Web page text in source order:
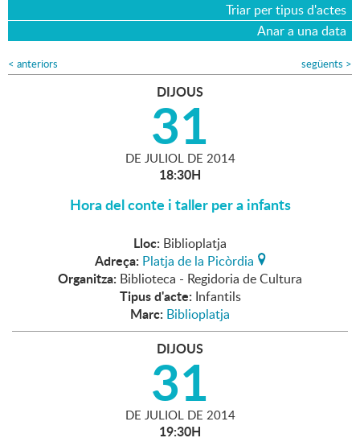
Triar per tipus d'actes
Anar a una data
< anteriors següents >
DIJOUS
31
DE JULIOL DE 2014
18:30H
Hora del conte i taller per a infants
Lloc: Biblioplatja
Adreça: Platja de la Picòrdia
Organitza: Biblioteca - Regidoria de Cultura
Tipus d'acte: Infantils
Marc: Biblioplatja
DIJOUS
31
DE JULIOL DE 2014
19:30H